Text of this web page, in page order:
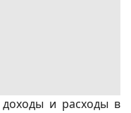
и расходы в